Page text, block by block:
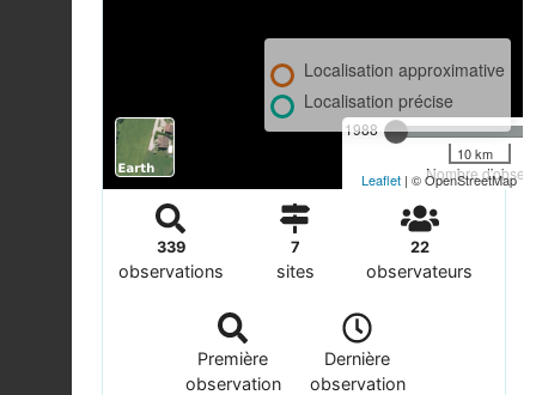
1988
Nombre
Localisation approximative
Localisation précise
10 km
Leaflet | © OpenStreetMap
339
observations
7
sites
22
observateurs
Première
observation
Dernière
observation